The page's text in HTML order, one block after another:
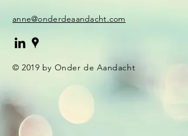
anne@onderdeaandacht.com
© 2019 by Onder de Aandacht